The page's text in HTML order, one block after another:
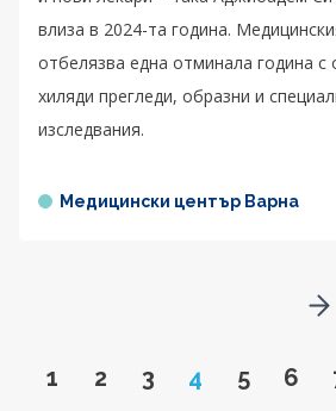
влиза в 2024-та година.
отбелязва една отминала година с
хиляди прегледи, образни и
изследвания.
Медицински център Варна
Go to page
1 Go to page
2 Go to page
3 Page
4 Go to
5 Go
6